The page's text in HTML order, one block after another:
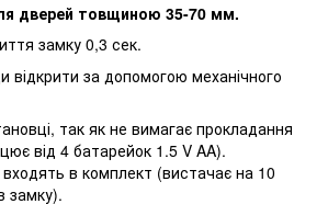
дверей товщиною 35-70 мм.
замку 0,3 сек.
за допомогою механічного
так як не вимагає прокладання
від 4 батарейок 1.5 V AA).
в комплект (вистачає на 10
замку).